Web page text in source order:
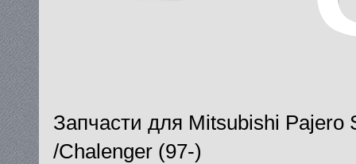
Запчасти для Mitsubishi Pajero
/Chalenger (97-)